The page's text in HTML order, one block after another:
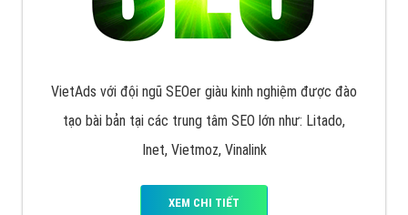
VietAds với đội ngũ SEOer giàu kinh nghiệm được đào
tạo bài bản tại các trung tâm SEO lớn như: Litado,
Inet, Vietmoz, Vinalink
XEM CHI TIẾT